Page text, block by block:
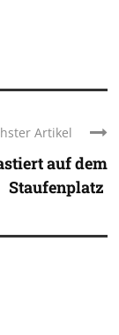
Artikel
auf dem
Staufenplatz